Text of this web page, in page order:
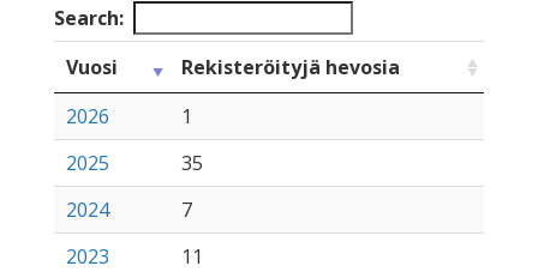
Search:
Vuosi
Rekisteröityjä hevosia
2026
1
2025
35
2024
7
2023
11